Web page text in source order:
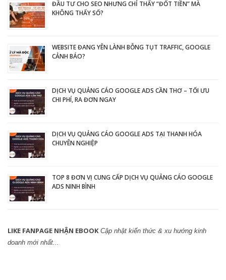
ĐẦU TƯ CHO SEO NHƯNG CHỈ THẤY “ĐỐT TIỀN” MÀ
KHÔNG THẤY SỐ?
WEBSITE ĐANG YÊN LÀNH BỖNG TỤT TRAFFIC, GOOGLE
CẢNH BÁO?
DỊCH VỤ QUẢNG CÁO GOOGLE ADS CẦN THƠ – TỐI ƯU
CHI PHÍ, RA ĐƠN NGAY
DỊCH VỤ QUẢNG CÁO GOOGLE ADS TẠI THANH HÓA
CHUYÊN NGHIỆP
TOP 8 ĐƠN VỊ CUNG CẤP DỊCH VỤ QUẢNG CÁO GOOGLE
ADS NINH BÌNH
LIKE FANPAGE NHẬN EBOOK Cập nhật kiến thức & xu hướng kinh
doanh mới nhất...